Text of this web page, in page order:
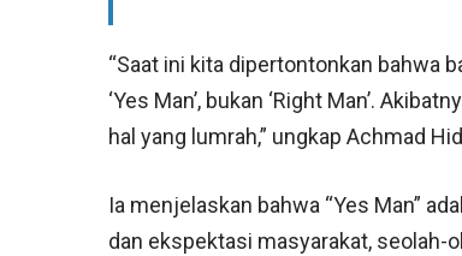
“Saat ini kita dipertontonkan bahwa
‘Yes Man’, bukan ‘Right Man’.
hal yang lumrah,” ungkap Achmad
Ia menjelaskan bahwa “Yes Man”
dan ekspektasi masyarakat, seolah-